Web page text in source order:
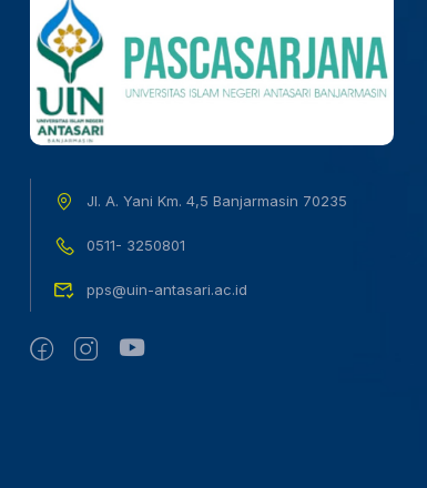
Jl. A. Yani Km. 4,5 Banjarmasin 70235
0511- 3250801
pps@uin-antasari.ac.id